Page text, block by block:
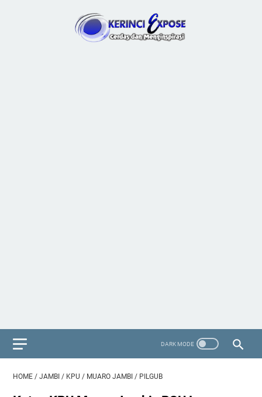
HOME / JAMBI / KPU / MUARO JAMBI / PILGUB